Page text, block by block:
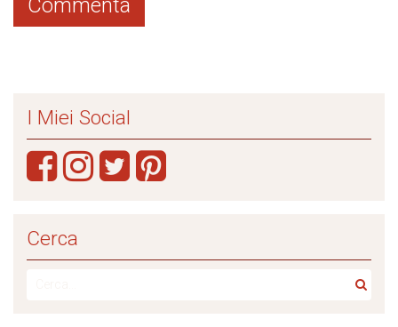
I Miei Social
Cerca